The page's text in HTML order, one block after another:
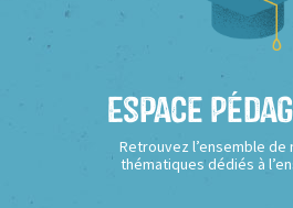
Espace
Retrouvez l’ensemble de
thématiques dédiés à